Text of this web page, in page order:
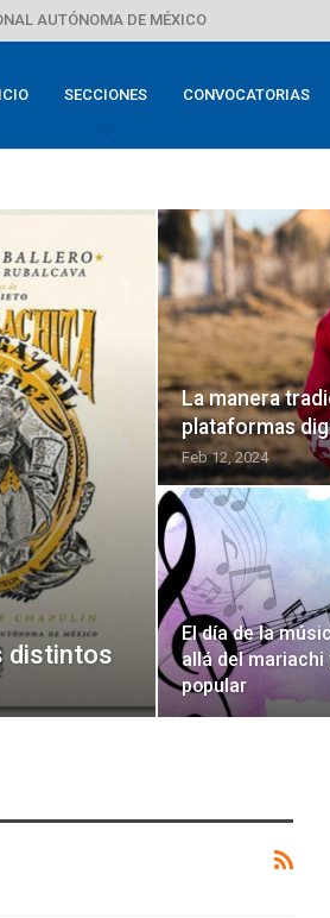
AUTÓNOMA DE MÉXICO
SECCIONES CONVOCATORIAS
distintos
La manera
plataformas
Feb 12, 2024
El día de la
allá del mariachi
popular